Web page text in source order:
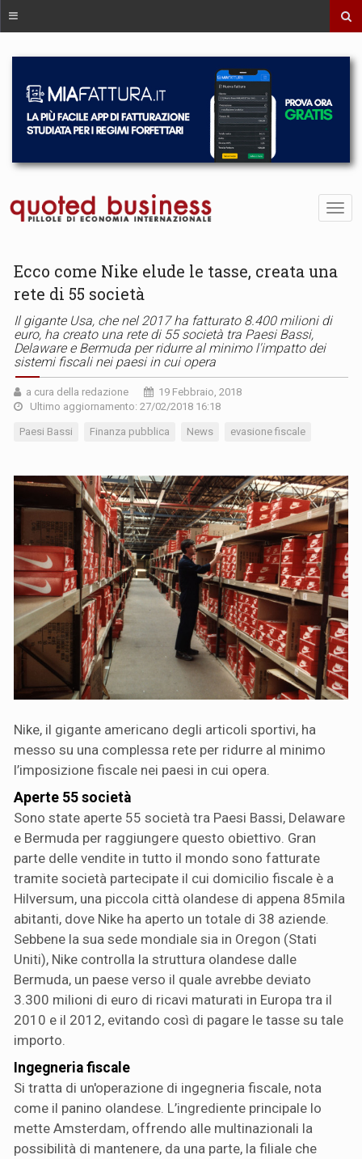
Ecco come Nike elude le tasse, creata una
rete di 55 società
Il gigante Usa, che nel 2017 ha fatturato 8.400 milioni di
euro, ha creato una rete di 55 società tra Paesi Bassi,
Delaware e Bermuda per ridurre al minimo l'impatto dei
sistemi fiscali nei paesi in cui opera
a cura della redazione
19 Febbraio, 2018
Ultimo aggiornamento: 27/02/2018 16:18
Paesi Bassi Finanza pubblica News evasione fiscale
Nike, il gigante americano degli articoli sportivi, ha
messo su una complessa rete per ridurre al minimo
l’imposizione fiscale nei paesi in cui opera.
Aperte 55 società
Sono state aperte 55 società tra Paesi Bassi, Delaware
e Bermuda per raggiungere questo obiettivo. Gran
parte delle vendite in tutto il mondo sono fatturate
tramite società partecipate il cui domicilio fiscale è a
Hilversum, una piccola città olandese di appena 85mila
abitanti, dove Nike ha aperto un totale di 38 aziende.
Sebbene la sua sede mondiale sia in Oregon (Stati
Uniti), Nike controlla la struttura olandese dalle
Bermuda, un paese verso il quale avrebbe deviato
3.300 milioni di euro di ricavi maturati in Europa tra il
2010 e il 2012, evitando così di pagare le tasse su tale
importo.
Ingegneria fiscale
Si tratta di un'operazione di ingegneria fiscale, nota
come il panino olandese. L’ingrediente principale lo
mette Amsterdam, offrendo alle multinazionali la
possibilità di mantenere, da una parte, la filiale che